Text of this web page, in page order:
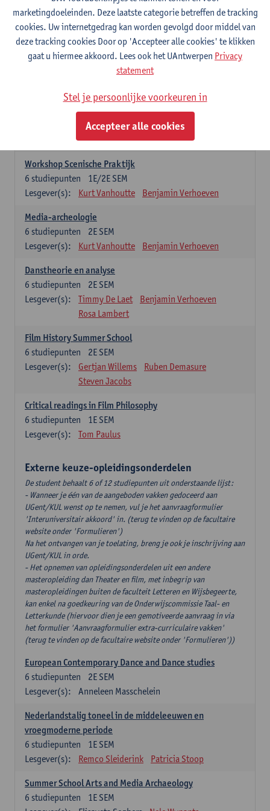
praktijkgeoriënteerde opleidingsonderdelen. Er kan maar 1 stage-
onderdeel opgenomen worden
Professionele Stage
1E/2E SEM
6studiepunten
Benjamin Verhoeven
Wetenschappelijke Stage
1E/2E SEM
studiepunten
Kurt Vanhoutte
Gertjan Willems
Benjamin Verhoeven
Workshop Scenische Praktijk
1E/2E SEM
6 studiepunten
Lesgever(s):
Kurt Vanhoutte Benjamin Verhoeven
Media-archeologie
2E SEM
6 studiepunten
Lesgever(s):
Kurt Vanhoutte Benjamin Verhoeven
Danstheorie en analyse
2E SEM
6 studiepunten
Lesgever(s):
Timmy De Laet
Benjamin Verhoeven
Rosa Lambert
Film History Summer School
2E SEM
6 studiepunten
Lesgever(s):
Gertjan Willems
Ruben Demasure
Steven Jacobs
Critical readings in Film Philosophy
1E SEM
6 studiepunten
Lesgever(s):
Tom Paulus
Externe keuze-opleidingsonderdelen
De student behaalt 6 of 12 studiepunten uit onderstaande lijst:
- Wanneer je één van de aangeboden vakken gedoceerd aan
UGent/KUL wenst op te nemen, vul je het aanvraagformulier
'Interuniversitair akkoord' in. (terug te vinden op de facultaire
website onder 'Formulieren')
Na het ontvangen van je toelating, breng je ook je inschrijving aan
UGent/KUL in orde.
- Het opnemen van opleidingsonderdelen uit een andere
masteropleiding dan Theater en film, met inbegrip van
masteropleidingen buiten de faculteit Letteren en Wijsbegeerte,
kan enkel na goedkeuring van de Onderwijscommissie Taal- en
Letterkunde (hiervoor dien je een gemotiveerde aanvraag in via
het formulier 'Aanvraagformulier extra-curriculaire vakken'
(terug te vinden op de facultaire website onder 'Formulieren'))
European Contemporary Dance and Dance studies
2E SEM
6 studiepunten
Lesgever(s):
Anneleen Masschelein
Nederlandstalig toneel in de middeleeuwen en
vroegmoderne periode
1E SEM
6 studiepunten
Lesgever(s):
Remco Sleiderink Patricia Stoop
Summer School Arts and Media Archaeology
1E SEM
6 studiepunten
marketingdoeleinden. Deze laatste categorie betreffen de tracking
cookies. Uw internetgedrag kan worden gevolgd door middel van
deze tracking cookies Door op 'Accepteer alle cookies' te klikken
gaat u hiermee akkoord. Lees ook het UAntwerpen Privacy
statement
Stel je persoonlijke voorkeuren in
Accepteer alle cookies